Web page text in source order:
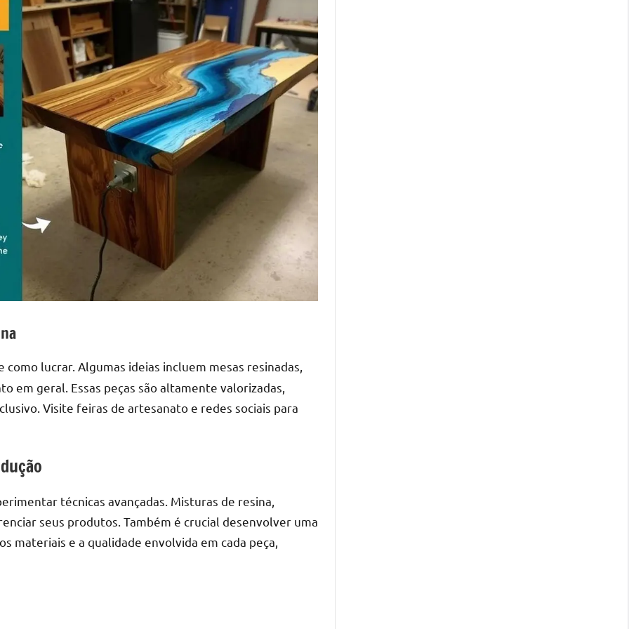
como lucrar. Algumas ideias incluem mesas resinadas,
em geral. Essas peças são altamente valorizadas,
Visite feiras de artesanato e redes sociais para
técnicas avançadas. Misturas de resina,
seus produtos. Também é crucial desenvolver uma
materiais e a qualidade envolvida em cada peça,